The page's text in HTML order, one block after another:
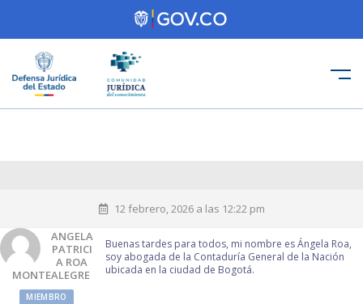
12 febrero, 2026 a las 12:22 pm
ANGELA
PATRICI
A ROA
MONTEALEGRE
MIEMBRO
Buenas tardes para todos, mi nombre es Ángela Roa,
soy abogada de la Contaduría General de la Nación
ubicada en la ciudad de Bogotá.